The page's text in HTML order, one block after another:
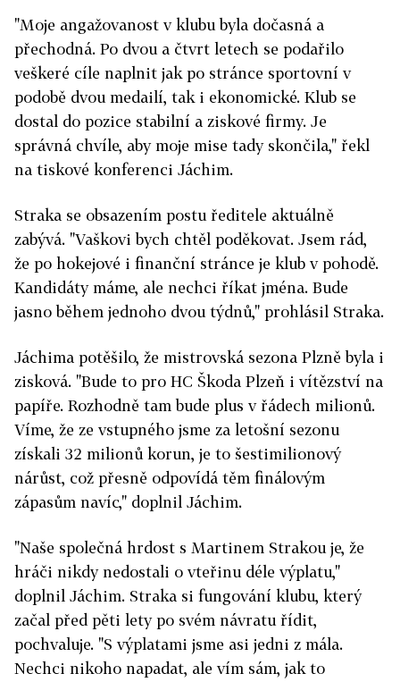
"Moje angažovanost v klubu byla dočasná a
přechodná. Po dvou a čtvrt letech se podařilo
veškeré cíle naplnit jak po stránce sportovní v
podobě dvou medailí, tak i ekonomické. Klub se
dostal do pozice stabilní a ziskové firmy. Je
správná chvíle, aby moje mise tady skončila," řekl
na tiskové konferenci Jáchim.
Straka se obsazením postu ředitele aktuálně
zabývá. "Vaškovi bych chtěl poděkovat. Jsem rád,
že po hokejové i finanční stránce je klub v pohodě.
Kandidáty máme, ale nechci říkat jména. Bude
jasno během jednoho dvou týdnů," prohlásil Straka.
Jáchima potěšilo, že mistrovská sezona Plzně byla i
zisková. "Bude to pro HC Škoda Plzeň i vítězství na
papíře. Rozhodně tam bude plus v řádech milionů.
Víme, že ze vstupného jsme za letošní sezonu
získali 32 milionů korun, je to šestimilionový
nárůst, což přesně odpovídá těm finálovým
zápasům navíc," doplnil Jáchim.
"Naše společná hrdost s Martinem Strakou je, že
hráči nikdy nedostali o vteřinu déle výplatu,"
doplnil Jáchim. Straka si fungování klubu, který
začal před pěti lety po svém návratu řídit,
pochvaluje. "S výplatami jsme asi jedni z mála.
Nechci nikoho napadat, ale vím sám, jak to